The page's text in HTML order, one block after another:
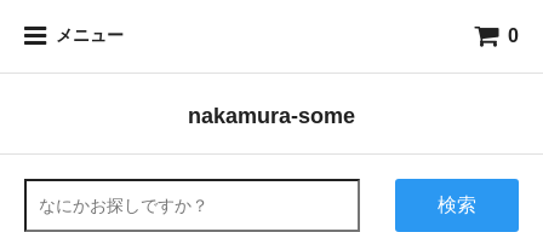
メニュー 0
nakamura-some
検索